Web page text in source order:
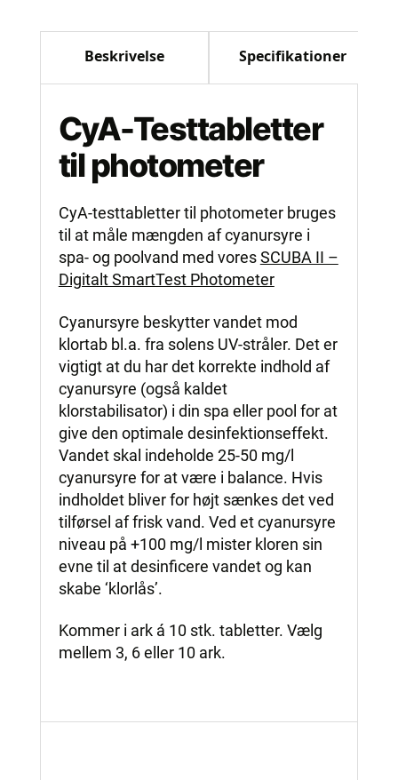
Beskrivelse Specifikationer
CyA-Testtabletter
til photometer
CyA-testtabletter til photometer bruges
til at måle mængden af cyanursyre i
spa- og poolvand med voresSCUBA II –
Digitalt SmartTest Photometer
Cyanursyre beskytter vandet mod
klortab bl.a. fra solens UV-stråler. Det er
vigtigt at du har det korrekte indhold af
cyanursyre (også kaldet
klorstabilisator) i din spa eller pool for at
give den optimale desinfektionseffekt.
Vandet skal indeholde 25-50 mg/l
cyanursyre for at være i balance. Hvis
indholdet bliver for højt sænkes det ved
tilførsel af frisk vand. Ved et cyanursyre
niveau på +100 mg/l mister kloren sin
evne til at desinficere vandet og kan
skabe ‘klorlås’.
Kommer i ark á 10 stk. tabletter. Vælg
mellem 3, 6 eller 10 ark.